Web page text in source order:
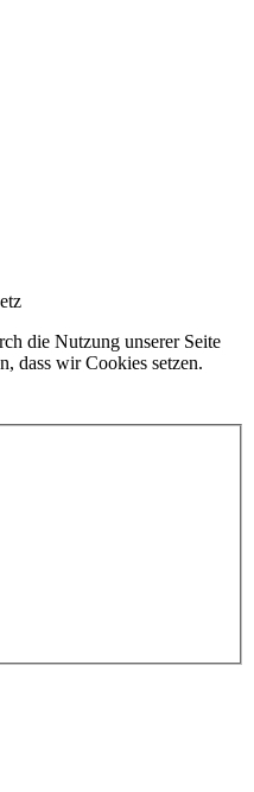
die Nutzung unserer Seite
dass wir Cookies setzen.